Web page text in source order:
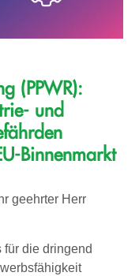
(PPWR):
und
Binnenmarkt
geehrter Herr
die dringend